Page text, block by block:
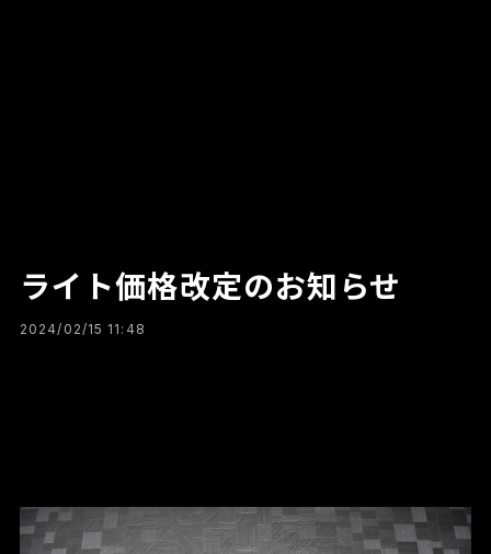
ライト価格改定のお知らせ
2024/02/15 11:48